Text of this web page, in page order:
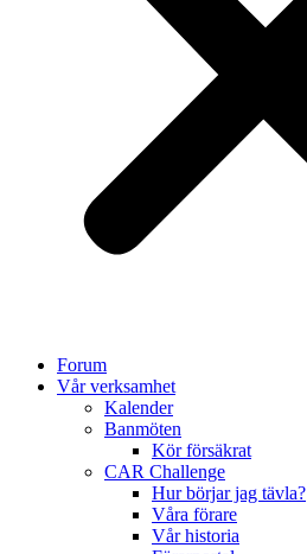
Forum
Vår verksamhet
Kalender
Banmöten
Kör försäkrat
CAR Challenge
Hur börjar jag tävla?
Våra förare
Vår historia